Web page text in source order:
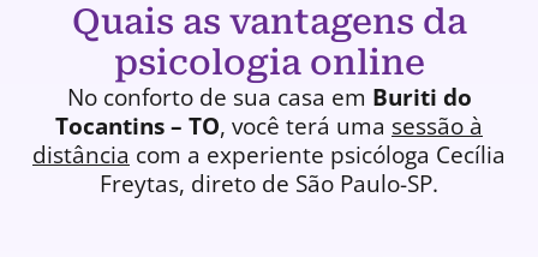
Quais as vantagens da
psicologia online
No conforto de sua casa em Buriti do
Tocantins – TO, você terá uma sessão à
distância com a experiente psicóloga Cecília
Freytas, direto de São Paulo-SP.